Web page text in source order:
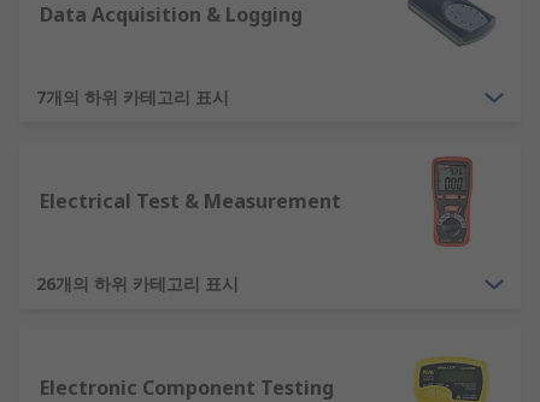
identify any defective electrical work
Precision measuring tools are essential because
if there are electric current measurement errors
each measurement, manufacturers save time and
money, and improve the quality of their products.
units
Measurement units can include the following:
Data Acquisition & Logging
7개의 하위 카테고리 표시
Electrical Test & Measurement
26개의 하위 카테고리 표시
Electronic Component Testing